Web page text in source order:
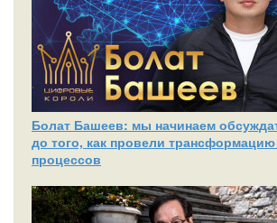
Болат Башеев: мы начинаем
до того, как провели
процессов